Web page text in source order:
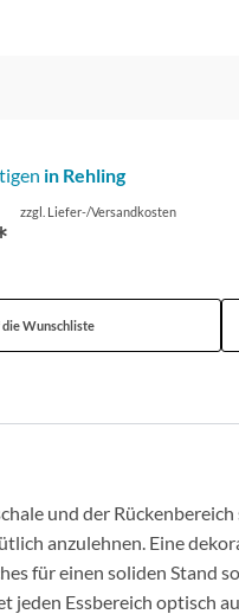
in Rehling
zzgl. Liefer-/Versandkosten
Wunschliste
und der
anzulehnen. Eine
für einen soliden Stand
jeden Essbereich optisch